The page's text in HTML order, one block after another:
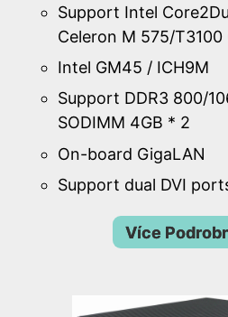
Support Intel
Celeron M 575/T3100
Intel GM45 / ICH9M
Support DDR3 800/
SODIMM 4GB * 2
On-board GigaLAN
Support dual DVI
Více